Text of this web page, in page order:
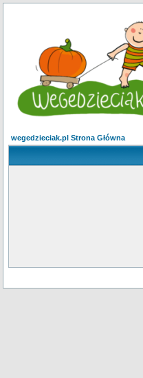
wegedzieciak.pl Strona Główna